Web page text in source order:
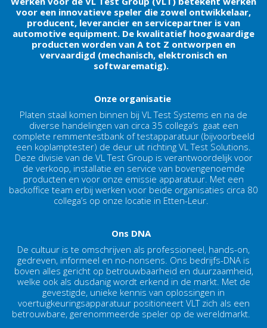
voor een innovatieve speler die zowel ontwikkelaar,
producent, leverancier en servicepartner is van
automotive equipment. De kwalitatief hoogwaardige
producten worden van A tot Z ontworpen en
vervaardigd (mechanisch, elektronisch en
softwarematig).
Onze organisatie
Platen staal komen binnen bij VL Test Systems en na de
diverse handelingen van circa 35 collega’s gaat een
complete remmentestbank of testapparatuur (bijvoorbeeld
een koplamptester) de deur uit richting VL Test Solutions.
Deze divisie van de VL Test Group is verantwoordelijk voor
de verkoop, installatie en service van bovengenoemde
producten en voor onze emissie apparatuur. Met een
backoffice team erbij werken voor beide organisaties circa 80
collega’s op onze locatie in Etten-Leur.
Ons DNA
De cultuur is te omschrijven als professioneel, hands-on,
gedreven, informeel en no-nonsens. Ons bedrijfs-DNA is
boven alles gericht op betrouwbaarheid en duurzaamheid,
welke ook als dusdanig wordt erkend in de markt. Met de
gevestigde, unieke kennis van oplossingen in
voertuigkeuringsapparatuur positioneert VLT zich als een
betrouwbare, gerenommeerde speler op de wereldmarkt.